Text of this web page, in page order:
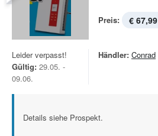
Preis: € 67,99
Leider verpasst!
Gültig: 29.05. -
09.06.
Händler: Conrad
Details siehe Prospekt.